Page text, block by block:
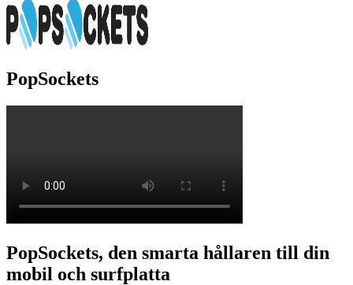
PopSockets
PopSockets, den smarta hållaren till din
mobil och surfplatta